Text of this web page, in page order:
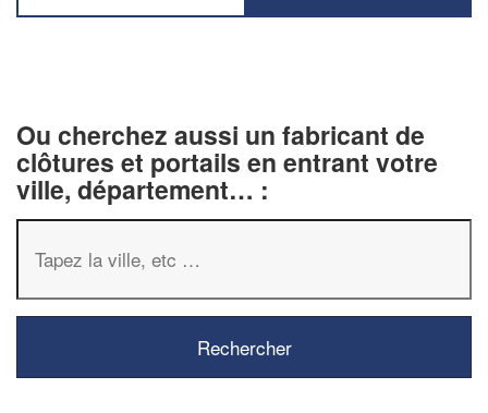
Ou cherchez aussi un fabricant de
clôtures et portails en entrant votre
ville, département… :